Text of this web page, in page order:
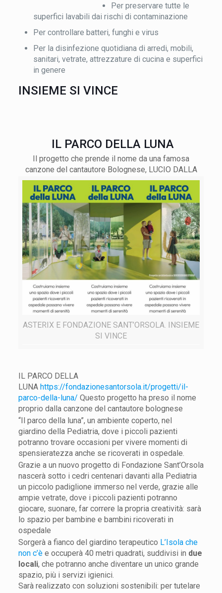
Per preservare tutte le
superfici lavabili dai rischi di contaminazione
Per controllare batteri, funghi e virus
Per la disinfezione quotidiana di arredi, mobili,
sanitari, vetrate, attrezzature di cucina e superfici
in genere
INSIEME SI VINCE
IL PARCO DELLA LUNA
Il progetto che prende il nome da una famosa
canzone del cantautore Bolognese, LUCIO DALLA
ASTERIX E FONDAZIONE SANT’ORSOLA. INSIEME
SI VINCE
IL PARCO DELLA
LUNA https://fondazionesantorsola.it/progetti/il-
parco-della-luna/ Questo progetto ha preso il nome
proprio dalla canzone del cantautore bolognese
“Il parco della luna”, un ambiente coperto, nel
giardino della Pediatria, dove i piccoli pazienti
potranno trovare occasioni per vivere momenti di
spensieratezza anche se ricoverati in ospedale.
Grazie a un nuovo progetto di Fondazione Sant’Orsola
nascerà sotto i cedri centenari davanti alla Pediatria
un piccolo padiglione immerso nel verde, grazie alle
ampie vetrate, dove i piccoli pazienti potranno
giocare, suonare, far correre la propria creatività: sarà
lo spazio per bambine e bambini ricoverati in
ospedale
Sorgerà a fianco del giardino terapeutico L’Isola che
non c’èe occuperà 40 metri quadrati, suddivisi in due
locali, che potranno anche diventare un unico grande
spazio, più i servizi igienici.
Sarà realizzato con soluzioni sostenibili: per tutelare